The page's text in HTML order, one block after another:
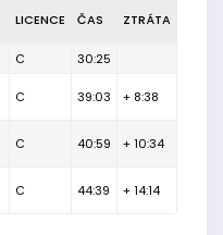
LICENCE ČAS ZTRÁTA
C 30:25
C 39:03 + 8:38
C 40:59 + 10:34
C 44:39 + 14:14